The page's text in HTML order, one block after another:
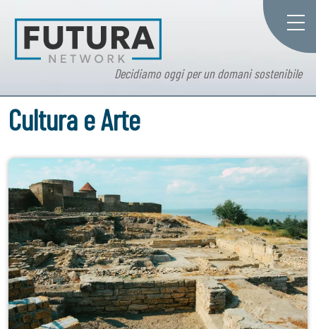
Decidiamo oggi per un domani sostenibile
Cultura e Arte